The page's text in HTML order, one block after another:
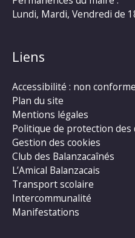
Lundi, Mardi, Vendredi de
Liens
Accessibilité : non conforme
Plan du site
Mentions légales
Politique de protection des
Gestion des cookies
Club des Balanzacaînés
L’Amical Balanzacais
Transport scolaire
Intercommunalité
Manifestations